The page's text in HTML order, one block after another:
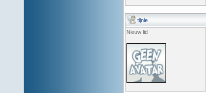
tijnie
Nieuw lid